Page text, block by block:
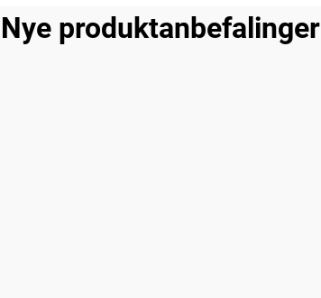
Nye produktanbefalinger